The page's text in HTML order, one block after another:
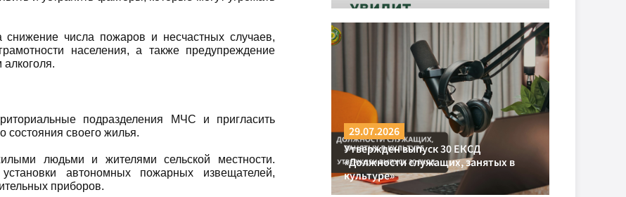
числа пожаров и несчастных случаев,
населения, а также предупреждение
подразделения МЧС и пригласить
состояния своего жилья.
людьми и жителями сельской местности.
автономных пожарных извещателей,
приборов.
29.07.2026
Утвержден выпуск 30 ЕКСД
«Должности служащих, занятых в
культуре»